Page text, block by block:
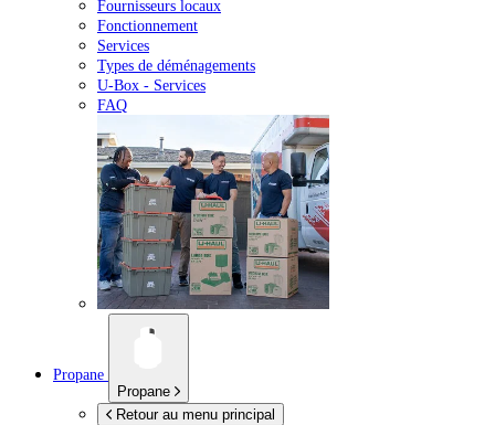
Fournisseurs locaux
Fonctionnement
Services
Types de déménagements
U-Box - Services
FAQ
Propane
Propane
Retour au menu principal